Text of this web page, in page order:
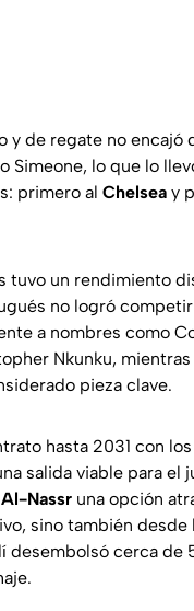
y de regate no encajó
Simeone, lo que lo
primero al Chelsea y
tuvo un rendimiento
no logró
a nombres como
Nkunku, mientras
pieza clave.
hasta 2031 con
salida viable para el
Al-Nassr una opción
sino también desde
desembolsó cerca de